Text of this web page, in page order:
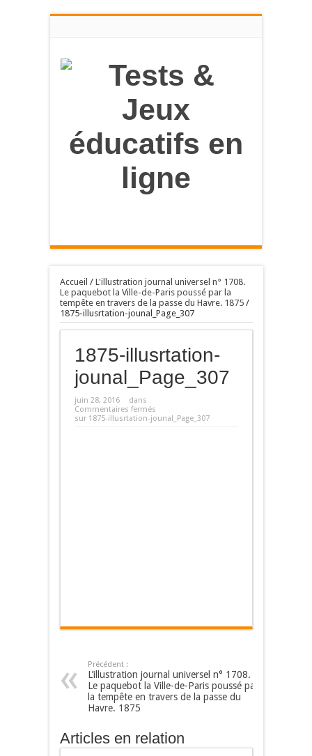
Accueil / L'illustration journal universel n° 1708.
Le paquebot la Ville-de-Paris poussé par la
tempête en travers de la passe du Havre. 1875/
1875-illusrtation-jounal_Page_307
1875-illusrtation-
jounal_Page_307
juin 28, 2016
dans
Commentaires fermés
sur 1875-illusrtation-jounal_Page_307
Précédent :
L’illustration journal universel n° 1708.
Le paquebot la Ville-de-Paris poussé par
la tempête en travers de la passe du
Havre. 1875
Articles en relation